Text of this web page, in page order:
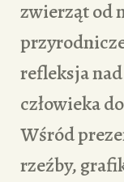
zwierząt od
refleksja
człowieka
Wśród
rzeźby,